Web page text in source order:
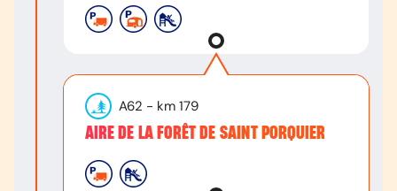
A62 - km 179
AIRE DE LA FORÊT DE SAINT PORQUIER